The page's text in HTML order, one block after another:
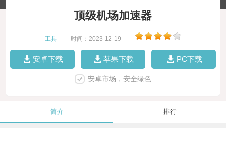
顶级机场加速器
工具 时间：2023-12-19
安卓下载 苹果下载 PC下载
安卓市场，安全绿色
简介 排行